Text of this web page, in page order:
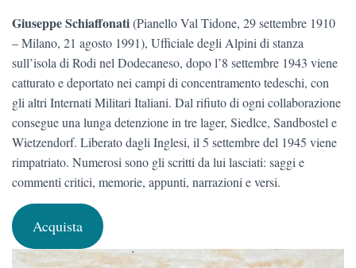
Giuseppe Schiaffonati(Pianello Val Tidone, 29 settembre 1910
‒ Milano, 21 agosto 1991), Ufficiale degli Alpini di stanza
sull’isola di Rodi nel Dodecaneso, dopo l’8 settembre 1943 viene
catturato e deportato nei campi di concentramento tedeschi, con
gli altri Internati Militari Italiani. Dal rifiuto di ogni collaborazione
consegue una lunga detenzione in tre lager, Siedlce, Sandbostel e
Wietzendorf. Liberato dagli Inglesi, il 5 settembre del 1945 viene
rimpatriato. Numerosi sono gli scritti da lui lasciati: saggi e
commenti critici, memorie, appunti, narrazioni e versi.
Acquista